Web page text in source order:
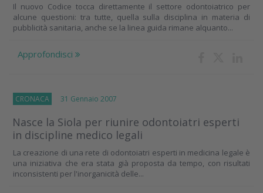
Il nuovo Codice tocca direttamente il settore odontoiatrico per
alcune questioni: tra tutte, quella sulla disciplina in materia di
pubblicità sanitaria, anche se la linea guida rimane alquanto...
Approfondisci
CRONACA 31 Gennaio 2007
Nasce la Siola per riunire odontoiatri esperti
in discipline medico legali
La creazione di una rete di odontoiatri esperti in medicina legale è
una iniziativa che era stata già proposta da tempo, con risultati
inconsistenti per l'inorganicità delle...